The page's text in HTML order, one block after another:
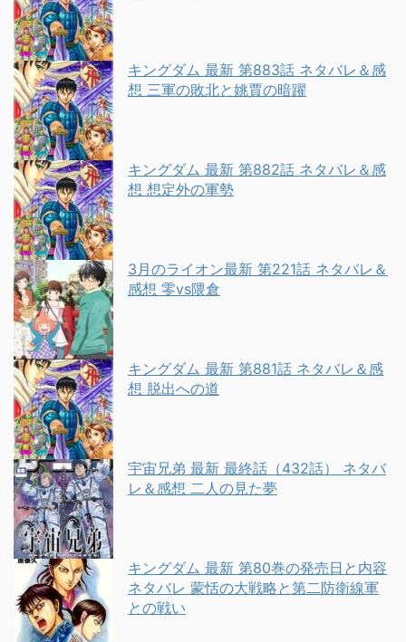
キングダム 最新 第883話 ネタバレ＆感
想 三軍の敗北と姚賈の暗躍
キングダム 最新 第882話 ネタバレ＆感
想 想定外の軍勢
3月のライオン最新 第221話 ネタバレ＆
感想 零vs隈倉
キングダム 最新 第881話 ネタバレ＆感
想 脱出への道
宇宙兄弟 最新 最終話（432話） ネタバ
レ＆感想 二人の見た夢
キングダム 最新 第80巻の発売日と内容
ネタバレ 蒙恬の大戦略と第二防衛線軍
との戦い